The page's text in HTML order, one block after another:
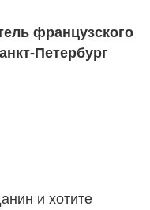
французского
Петербург
и хотите